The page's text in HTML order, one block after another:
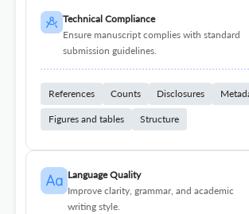
Technical Compliance
Ensure manuscript complies with standard
submission guidelines.
References Counts Disclosures
Figures and tables Structure
Language Quality
Improve clarity, grammar, and academic
writing style.